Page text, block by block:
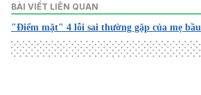
BÀI VIẾT LIÊN QUAN
"Điểm mặt" 4 lỗi sai thường gặp của mẹ bầu